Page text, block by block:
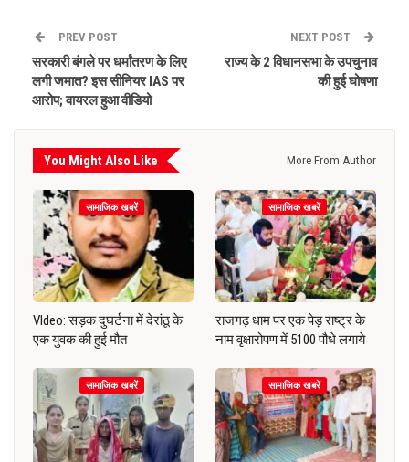
PREV POST
सरकारी बंगले पर धर्मांतरण के लिए
लगी जमात? इस सीनियर IAS पर
आरोप; वायरल हुआ वीडियो
NEXT POST
राज्य के 2 विधानसभा के उपचुनाव
की हुई घोषणा
You Might Also Like More From Author
सामाजिक खबरें
VIdeo: सड़क दुघर्टना में देरांठू के
एक युवक की हुई मौत
सामाजिक खबरें
राजगढ़ धाम पर एक पेड़ राष्ट्र के
नाम वृक्षारोपण में 5100 पौधे लगाये
सामाजिक खबरें सामाजिक खबरें